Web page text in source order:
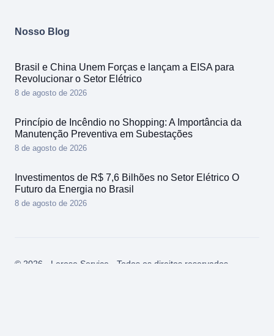
Nosso Blog
Brasil e China Unem Forças e lançam a EISA para
Revolucionar o Setor Elétrico
8 de agosto de 2026
Princípio de Incêndio no Shopping: A Importância da
Manutenção Preventiva em Subestações
8 de agosto de 2026
Investimentos de R$ 7,6 Bilhões no Setor Elétrico O
Futuro da Energia no Brasil
8 de agosto de 2026
© 2026 - Lerose Service - Todos os direitos reservados